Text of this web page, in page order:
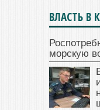
ВЛАСТЬ В
морскую